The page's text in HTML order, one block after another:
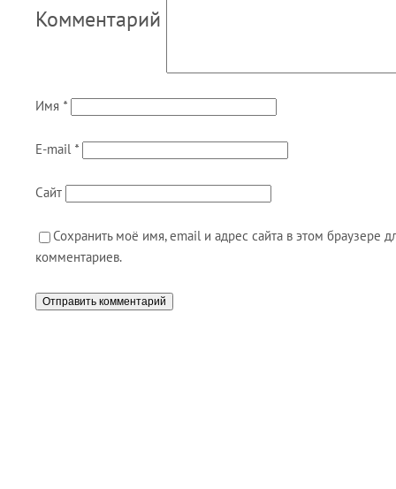
Комментарий
Имя *
E-mail *
Сайт
Сохранить моё имя, email и адрес сайта в этом браузере
комментариев.